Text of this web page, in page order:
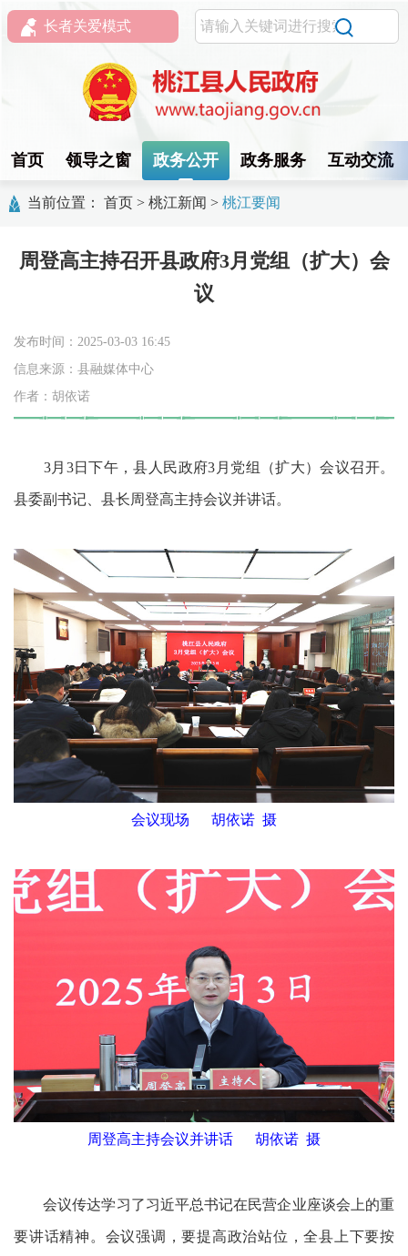
长者关爱模式
首页 领导之窗 政务公开 政务服务 互动交流
当前位置： 首页 > 桃江新闻 > 桃江要闻
周登高主持召开县政府3月党组（扩大）会
议
发布时间：2025-03-03 16:45
信息来源：县融媒体中心
作者：胡依诺
3月3日下午，县人民政府3月党组（扩大）会议召开。
县委副书记、县长周登高主持会议并讲话。
会议现场 胡依诺 摄
周登高主持会议并讲话 胡依诺 摄
会议传达学习了习近平总书记在民营企业座谈会上的重
要讲话精神。会议强调，要提高政治站位，全县上下要按